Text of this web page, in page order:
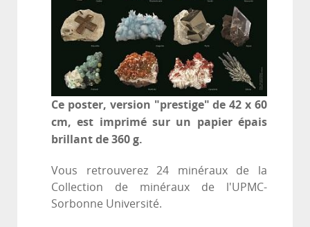
Ce poster, version "prestige" de 42 x 60
cm, est imprimé sur un papier épais
brillant de 360 g.
Vous retrouverez 24 minéraux de la
Collection de minéraux de l'UPMC-
Sorbonne Université.